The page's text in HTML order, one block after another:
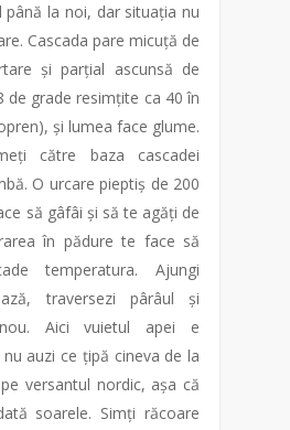
până la noi, dar situația nu
Cascada pare micuță de
și parțial ascunsă de
de grade resimțite ca 40 în
și lumea face glume.
către baza cascadei
O urcare pieptiș de 200
să gâfâi și să te agăți de
în pădure te face să
temperatura. Ajungi
traversezi pârâul și
Aici vuietul apei e
auzi ce țipă cineva de la
versantul nordic, așa că
soarele. Simți răcoare